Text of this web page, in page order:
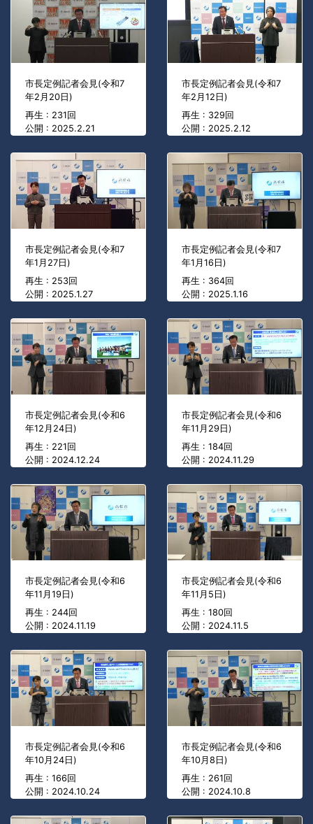
市長定例記者会見(令和7
年2月20日)
再生 : 231回
公開 : 2025.2.21
市長定例記者会見(令和7
年2月12日)
再生 : 329回
公開 : 2025.2.12
市長定例記者会見(令和7
年1月27日)
再生 : 253回
公開 : 2025.1.27
市長定例記者会見(令和7
年1月16日)
再生 : 364回
公開 : 2025.1.16
市長定例記者会見(令和6
年12月24日)
再生 : 221回
公開 : 2024.12.24
市長定例記者会見(令和6
年11月29日)
再生 : 184回
公開 : 2024.11.29
市長定例記者会見(令和6
年11月19日)
再生 : 244回
公開 : 2024.11.19
市長定例記者会見(令和6
年11月5日)
再生 : 180回
公開 : 2024.11.5
市長定例記者会見(令和6
年10月24日)
再生 : 166回
公開 : 2024.10.24
市長定例記者会見(令和6
年10月8日)
再生 : 261回
公開 : 2024.10.8